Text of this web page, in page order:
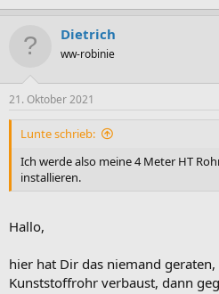
Dietrich
ww-robinie
21. Oktober 2021
Lunte schrieb:
Ich werde also meine 4 Meter HT
installieren.
Hallo,
hier hat Dir das niemand
Kunststoffrohr verbaust, dann